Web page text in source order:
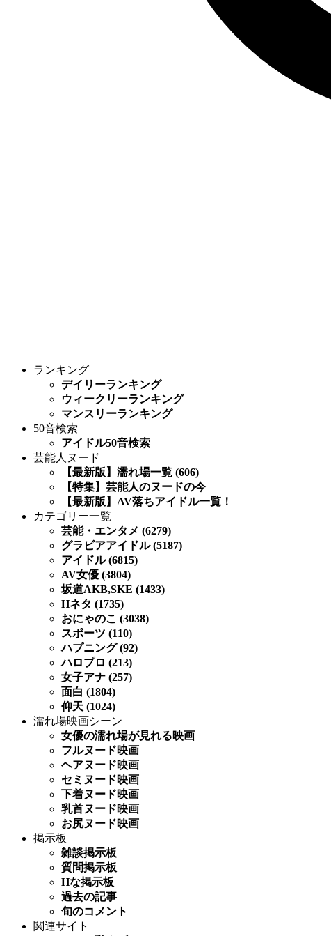
ランキング
デイリーランキング
ウィークリーランキング
マンスリーランキング
50音検索
アイドル50音検索
芸能人ヌード
【最新版】濡れ場一覧 (606)
【特集】芸能人のヌードの今
【最新版】AV落ちアイドル一覧！
カテゴリー一覧
芸能・エンタメ (6279)
グラビアアイドル (5187)
アイドル (6815)
AV女優 (3804)
坂道AKB,SKE (1433)
Hネタ (1735)
おにゃのこ (3038)
スポーツ (110)
ハプニング (92)
ハロプロ (213)
女子アナ (257)
面白 (1804)
仰天 (1024)
濡れ場映画シーン
女優の濡れ場が見れる映画
フルヌード映画
ヘアヌード映画
セミヌード映画
下着ヌード映画
乳首ヌード映画
お尻ヌード映画
掲示板
雑談掲示板
質問掲示板
Hな掲示板
過去の記事
旬のコメント
関連サイト